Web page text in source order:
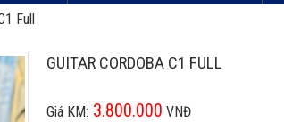
Full
GUITAR CORDOBA C1 FULL
Giá KM: 3.800.000 VNĐ